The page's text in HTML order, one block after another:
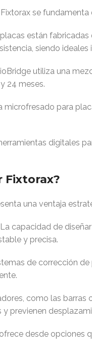
se
están
siendo
utiliza una
24 meses.
microfresado para
digitales
Fixtorax?
una ventaja
La capacidad de
y precisa.
de corrección
como las
previenen
desde opciones